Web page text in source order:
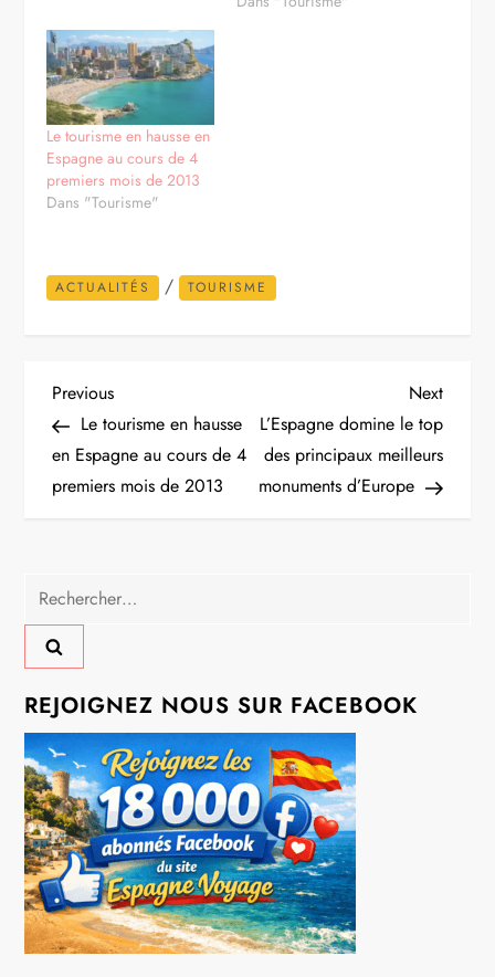
Le tourisme en hausse en
Espagne au cours de 4
premiers mois de 2013
Dans "Tourisme"
ACTUALITÉS / TOURISME
N
a
v
g
a
t
i
o
n
d
Previous
Post
Previous
Le tourisme en hausse
en Espagne au cours de 4
premiers mois de 2013
Next
Post
Next
L’Espagne domine le top
des principaux meilleurs
monuments d’Europe
Rechercher :
REJOIGNEZ NOUS SUR FACEBOOK